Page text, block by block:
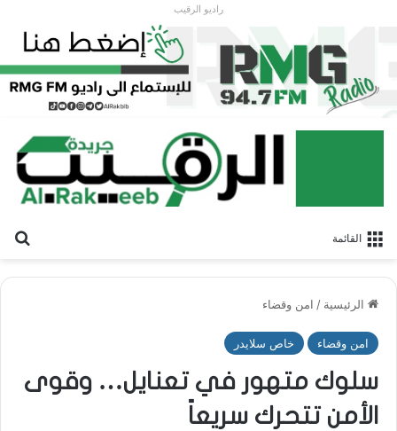
راديو الرقيب
القائمة
الرئيسية / امن وقضاء
امن وقضاء خاص سلايدر
سلوك متهور في تعنايل… وقوى
الأمن تتحرك سريعاً